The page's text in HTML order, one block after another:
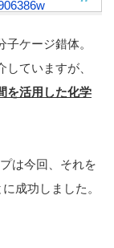
ケージ錯体。
ていますが、
を活用した化学
は今回、それを
成功しました。